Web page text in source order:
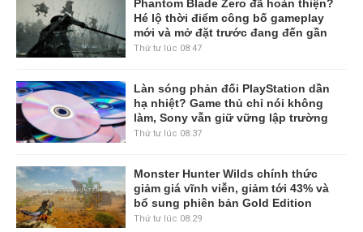
Phantom Blade Zero đã hoàn thiện?
Hé lộ thời điểm công bố gameplay
mới và mở đặt trước đang đến gần
Thứ tư lúc 08:47
Làn sóng phản đối PlayStation dần
hạ nhiệt? Game thủ chỉ nói không
làm, Sony vẫn giữ vững lập trường
Thứ tư lúc 08:37
Monster Hunter Wilds chính thức
giảm giá vĩnh viễn, giảm tới 43% và
bổ sung phiên bản Gold Edition
Thứ tư lúc 08:29